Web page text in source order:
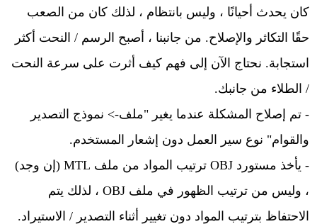
كان يحدث أحيانًا ، وليس بانتظام ، لذلك كان من الصعب
حقًا التكاثر والإصلاح. من جانبنا ، أصبح الرسم / النحت أكثر
استجابة. نحتاج الآن إلى فهم كيف أثرت على سرعة النحت
/ الطلاء من جانبك.
- تم إصلاح المشكلة عندما يغير "ملف-> نموذج التصدير
والقوام" نوع سير العمل دون إشعار المستخدم.
- يأخذ مستورد OBJ ترتيب المواد من ملف MTL (إن وجد)
، وليس من ترتيب الظهور في ملف OBJ ، لذلك يتم
الاحتفاظ بترتيب المواد دون تغيير أثناء التصدير / الاستيراد.